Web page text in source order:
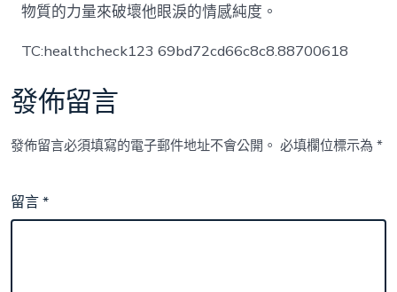
物質的力量來破壞他眼淚的情感純度。
TC:healthcheck123 69bd72cd66c8c8.88700618
發佈留言
發佈留言必須填寫的電子郵件地址不會公開。 必填欄位標示為*
留言*